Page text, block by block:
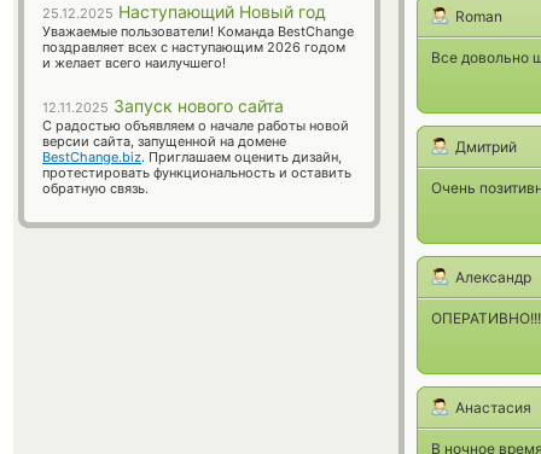
Roman
Все довольно
Дмитрий
Очень
Александр
ОПЕРАТИВНО!!!
Анастасия
В ночное
25.12.2025 Наступающий Новый год
Уважаемые пользователи! Команда BestChange
поздравляет всех с наступающим 2026 годом
и желает всего наилучшего!
12.11.2025 Запуск нового сайта
С радостью объявляем о начале работы новой
версии сайта, запущенной на домене
BestChange.biz. Приглашаем оценить дизайн,
протестировать функциональность и оставить
обратную связь.